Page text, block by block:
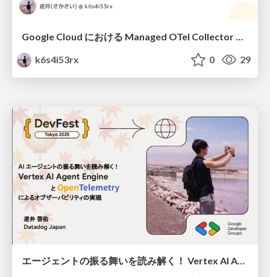
k6s4i53rx
0 29
エージェントの振る舞いを読み解く！ Vertex AI Agent Engine と OpenTelemetry によるオブザーバビリティの実現 / getting-started-vertex-ai-agent-engine-with-opentelemetry